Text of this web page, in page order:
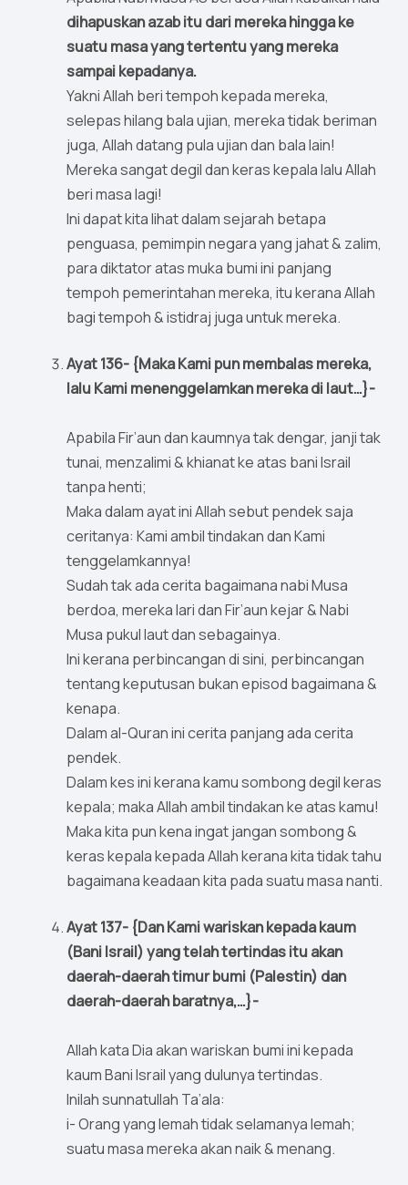
dihapuskan azab itu dari mereka hingga ke
suatu masa yang tertentu yang mereka
sampai kepadanya.
Yakni Allah beri tempoh kepada mereka,
selepas hilang bala ujian, mereka tidak beriman
juga, Allah datang pula ujian dan bala lain!
Mereka sangat degil dan keras kepala lalu Allah
beri masa lagi!
Ini dapat kita lihat dalam sejarah betapa
penguasa, pemimpin negara yang jahat & zalim,
para diktator atas muka bumi ini panjang
tempoh pemerintahan mereka, itu kerana Allah
bagi tempoh & istidraj juga untuk mereka.
Ayat 136- {Maka Kami pun membalas mereka,
lalu Kami menenggelamkan mereka di laut…}-
Apabila Fir’aun dan kaumnya tak dengar, janji tak
tunai, menzalimi & khianat ke atas bani Israil
tanpa henti;
Maka dalam ayat ini Allah sebut pendek saja
ceritanya: Kami ambil tindakan dan Kami
tenggelamkannya!
Sudah tak ada cerita bagaimana nabi Musa
berdoa, mereka lari dan Fir’aun kejar & Nabi
Musa pukul laut dan sebagainya.
Ini kerana perbincangan di sini, perbincangan
tentang keputusan bukan episod bagaimana &
kenapa.
Dalam al-Quran ini cerita panjang ada cerita
pendek.
Dalam kes ini kerana kamu sombong degil keras
kepala; maka Allah ambil tindakan ke atas kamu!
Maka kita pun kena ingat jangan sombong &
keras kepala kepada Allah kerana kita tidak tahu
bagaimana keadaan kita pada suatu masa nanti.
Ayat 137- {Dan Kami wariskan kepada kaum
(Bani Israil) yang telah tertindas itu akan
daerah-daerah timur bumi (Palestin) dan
daerah-daerah baratnya,…}-
Allah kata Dia akan wariskan bumi ini kepada
kaum Bani Israil yang dulunya tertindas.
Inilah sunnatullah Ta’ala:
i- Orang yang lemah tidak selamanya lemah;
suatu masa mereka akan naik & menang.